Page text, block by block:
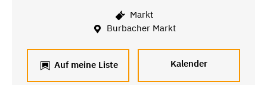
Markt
Burbacher Markt
Auf meine Liste Kalender